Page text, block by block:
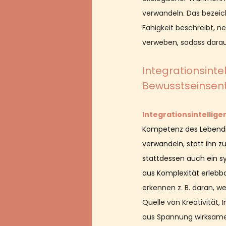
verwandeln. Das
Fähigkeit beschreibt,
verweben, sodass
Kompetenz des
verwandeln, statt ihn
stattdessen auch ein
aus Komplexität
erkennen z. B. daran,
Quelle von Kreativität,
aus Spannung